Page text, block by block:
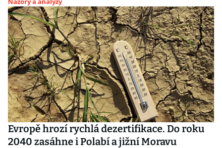
Evropě hrozí rychlá dezertifikace. Do roku
2040 zasáhne i Polabí a jižní Moravu